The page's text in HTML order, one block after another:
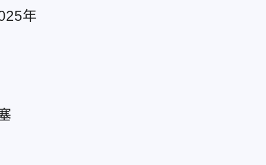
年